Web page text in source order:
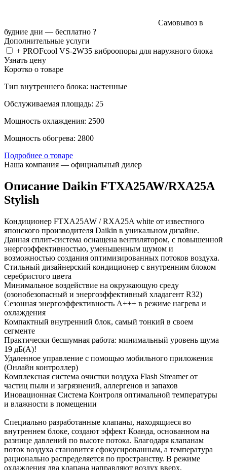
Самовывоз в
будние дни — бесплатно ?
Дополнительные услуги
+ PROFcool VS-2W35 виброопоры для наружного блока
Узнать цену
Коротко о товаре
Тип внутреннего блока: настенные
Обслуживаемая площадь: 25
Мощность охлаждения: 2500
Мощность обогрева: 2800
Подробнее о товаре
Наша компания — официальный дилер
Описание Daikin FTXA25AW/RXA25A
Stylish
Кондиционер FTXA25AW / RXA25A white от известного
японского производителя Daikin в уникальном дизайне.
Данная сплит-система оснащена вентилятором, с повышенной
энергоэффективностью, уменьшенным шумом и
возможностью создания оптимизированных потоков воздуха.
Стильный дизайнерский кондиционер с внутренним блоком
серебристого цвета
Минимальное воздействие на окружающую среду
(озонобезопасный и энергоэффективный хладагент R32)
Сезонная энергоэффективность А+++ в режиме нагрева и
охлаждения
Компактный внутренний блок, самый тонкий в своем
сегменте
Практически бесшумная работа: минимальный уровень шума
19 дБ(А)!
Удаленное управление с помощью мобильного приложения
(Онлайн контроллер)
Комплексная система очистки воздуха Flash Streamer от
частиц пыли и загрязнений, аллергенов и запахов
Иновационная Система Контроля оптимальной температуры
и влажности в помещении
Специально разработанные клапаны, находящиеся во
внутреннем блоке, создают эффект Коанда, основанном на
разнице давлений по высоте потока. Благодаря клапанам
поток воздуха становится сфокусированным, а температура
рационально распределяется по пространству. В режиме
охлаждения два клапана направляют воздух вверх,